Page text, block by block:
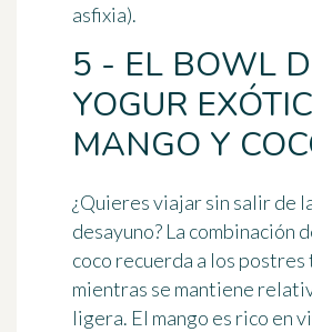
asfixia).
5 - EL BOWL
YOGUR
MANGO Y
¿Quieres viajar sin salir de
desayuno? La combinación
coco recuerda a los
mientras se mantiene
ligera. El mango es rico en